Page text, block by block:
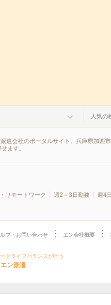
人気の
会社のポータルサイト。兵庫県加西
ます。
リモートワーク 週2～3日勤務 週4
プ・お問い合わせ エン会社概要
クライフバランスが叶う
エン派遣